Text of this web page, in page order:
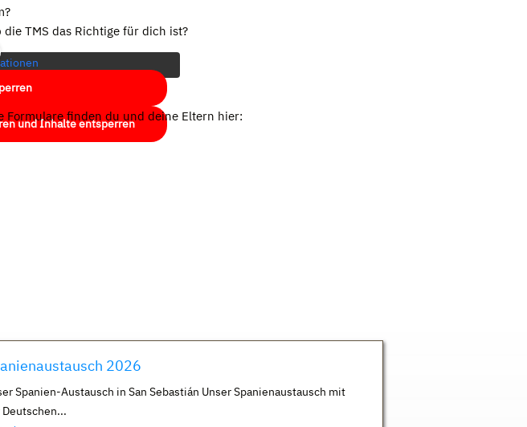
Sie auf die Schaltfläche unten.
Drittanbieter weitergegeben
und Inhalte entsperren
TMS das Richtige für dich ist?
Formulare finden du und deine Eltern hier:
2026
Spanien-Austausch in San Sebastián Unser Spanienaustausch mit